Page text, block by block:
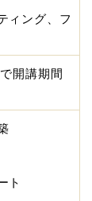
ィング、フ
開講期間
ト